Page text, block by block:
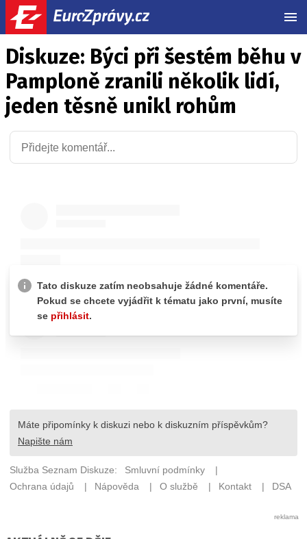
Diskuze: Býci při šestém běhu v
Pamploně zranili několik lidí,
jeden těsně unikl rohům